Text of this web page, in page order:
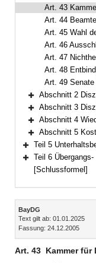
Art. 43
Art. 44
Art. 45 Wahl
Art. 46
Art. 47
Art. 48
Art. 49
Bereich erweitern
Abschnitt 2
Bereich erweitern
Abschnitt 3
Bereich erweitern
Abschnitt 4
Bereich erweitern
Abschnitt 5
Bereich erweitern
Teil 5
Bereich erweitern
Teil 6
[Schlussformel]
Inhalt
BayDG
Text gilt ab: 01.01.2025
Fassung: 24.12.2005
Art. 43 Kammer für